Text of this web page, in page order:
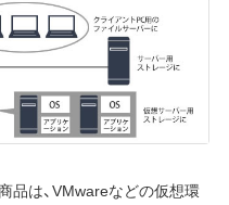
品は、VMwareなどの仮想環